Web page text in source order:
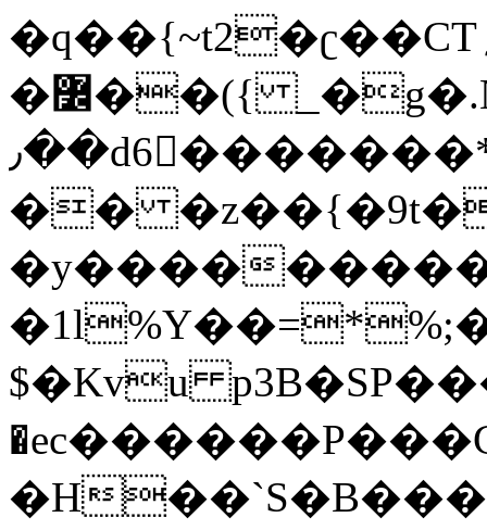
�q��{~t2�ʗ��CT؍���������{�~}ur����u�}o����(�:�j���=����{�۝Vo�An��J^��������M\M�'{{l�i
�߼��({ _�g�.Nfӻg����f7z91o^��̤^�>��2�`�:|#dk�{>�>>&�tsw�Nwo�?
٫��d6򆧇�������*��[|^]oo���NW~zz>�X&�u�=K?
��
�y����
$�Kvu
�H